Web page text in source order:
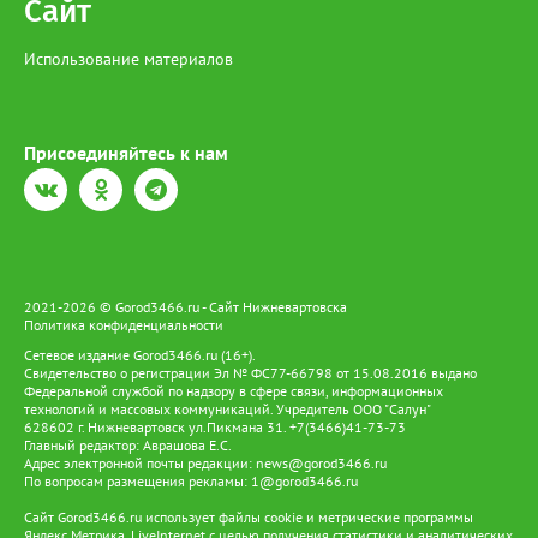
виде лишения свободы на срок до 4 лет со штрафом в размере
Сайт
Использование материалов
Присоединяйтесь к нам
2021-2026 © Gorod3466.ru - Сайт Нижневартовска
Политика конфиденциальности
Сетевое издание Gorod3466.ru (16+).
Свидетельство о регистрации Эл № ФС77-66798 от 15.08.2016 выдано
Федеральной службой по надзору в сфере связи, информационных
технологий и массовых коммуникаций. Учредитель ООО "Салун"
628602 г. Нижневартовск ул.Пикмана 31. +7(3466)41-73-73
Главный редактор: Аврашова Е.С.
Адрес электронной почты редакции: news@gorod3466.ru
По вопросам размещения рекламы: 1@gorod3466.ru
Сайт Gorod3466.ru использует файлы cookie и метрические программы